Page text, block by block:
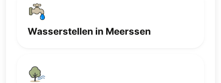
Wasserstellen in Meerssen